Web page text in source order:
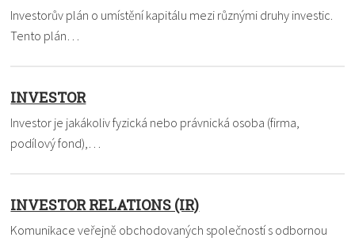
Investorův plán o umístění kapitálu mezi různými druhy investic.
Tento plán…
INVESTOR
Investor je jakákoliv fyzická nebo právnická osoba (firma,
podílový fond),…
INVESTOR RELATIONS (IR)
Komunikace veřejně obchodovaných společností s odbornou